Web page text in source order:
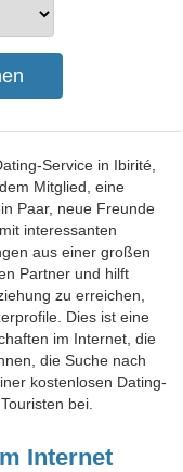
Service in Ibirité,
Mitglied, eine
Paar, neue Freunde
interessanten
aus einer großen
Partner und hilft
zu erreichen,
Dies ist eine
im Internet, die
die Suche nach
kostenlosen Dating-
bei.
Internet